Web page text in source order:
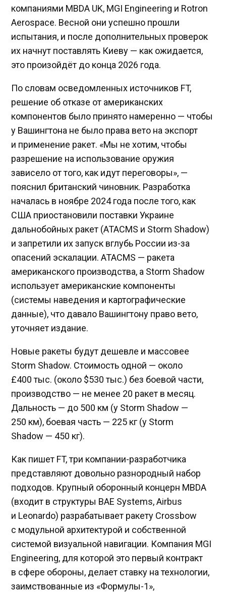
компаниями MBDA UK, MGI Engineering и Rotron
Aerospace. Весной они успешно прошли
испытания, и после дополнительных проверок
их начнут поставлять Киеву — как ожидается,
это произойдёт до конца 2026 года.
По словам осведомленных источников FT,
решение об отказе от американских
компонентов было принято намеренно — чтобы
у Вашингтона не было права вето на экспорт
и применение ракет. «Мы не хотим, чтобы
разрешение на использование оружия
зависело от того, как идут переговоры», —
пояснил британский чиновник. Разработка
началась в ноябре 2024 года после того, как
США приостановили поставки Украине
дальнобойных ракет (ATACMS и Storm Shadow)
и запретили их запуск вглубь России из-за
опасений эскалации. ATACMS — ракета
американского производства, а Storm Shadow
использует американские компоненты
(системы наведения и картографические
данные), что давало Вашингтону право вето,
уточняет издание.
Новые ракеты будут дешевле и массовее
Storm Shadow. Стоимость одной — около
£400 тыс. (около $530 тыс.) без боевой части,
производство — не менее 20 ракет в месяц.
Дальность — до 500 км (у Storm Shadow —
250 км), боевая часть — 225 кг (у Storm
Shadow — 450 кг).
Как пишет FT, три компании-разработчика
представляют довольно разнородный набор
подходов. Крупный оборонный концерн MBDA
(входит в структуры BAE Systems, Airbus
и Leonardo) разрабатывает ракету Crossbow
с модульной архитектурой и собственной
системой визуальной навигации. Компания MGI
Engineering, для которой это первый контракт
в сфере обороны, делает ставку на технологии,
заимствованные из «Формулы-1»,